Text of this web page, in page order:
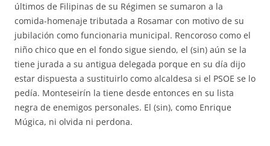
últimos de Filipinas de su Régimen se sumaron a la
comida-homenaje tributada a Rosamar con motivo de su
jubilación como funcionaria municipal. Rencoroso como el
niño chico que en el fondo sigue siendo, el (sin) aún se la
tiene jurada a su antigua delegada porque en su día dijo
estar dispuesta a sustituirlo como alcaldesa si el PSOE se lo
pedía. Monteseirín la tiene desde entonces en su lista
negra de enemigos personales. El (sin), como Enrique
Múgica, ni olvida ni perdona.